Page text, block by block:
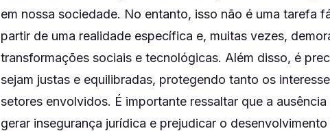
em nossa sociedade. No entanto, isso não é uma tarefa
partir de uma realidade específica e, muitas vezes,
transformações sociais e tecnológicas. Além disso, é
sejam justas e equilibradas, protegendo tanto os
setores envolvidos. É importante ressaltar que a
gerar insegurança jurídica e prejudicar o